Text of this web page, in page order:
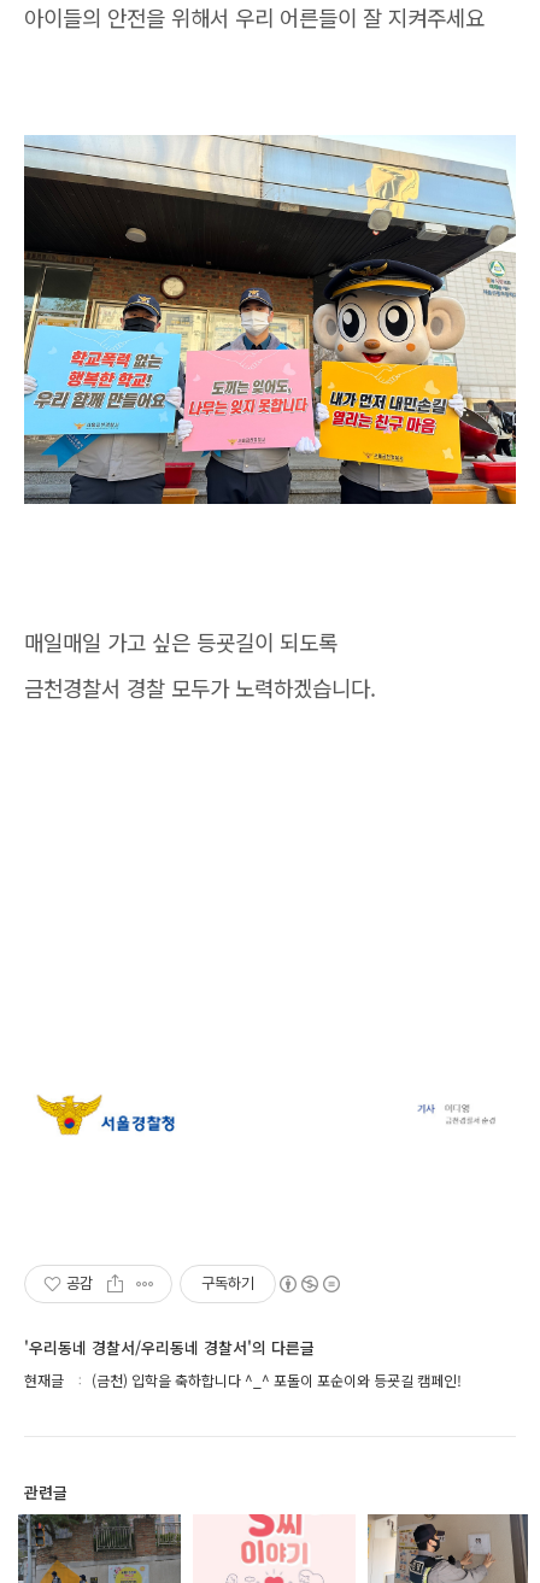
아이들의 안전을 위해서 우리 어른들이 잘 지켜주세요
매일매일 가고 싶은 등굣길이 되도록
금천경찰서 경찰 모두가 노력하겠습니다.
공감 구독하기
'우리동네 경찰서/우리동네 경찰서'의 다른글
현재글 (금천) 입학을 축하합니다 ^_^ 포돌이 포순이와 등굣길 캠페인!
관련글